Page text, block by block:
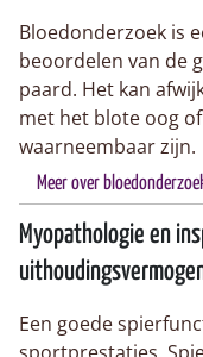
Bloedonderzoek is
beoordelen van de
paard. Het kan
met het blote oog
waarneembaar zijn.
Meer over
Myopathologie en
Een goede